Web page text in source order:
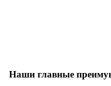
Наши главные